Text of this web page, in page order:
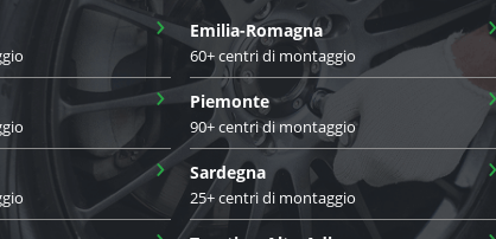
› Emilia-Romagna
60+ centri di montaggio
›
› Piemonte
90+ centri di montaggio
› Sardegna
25+ centri di montaggio
›